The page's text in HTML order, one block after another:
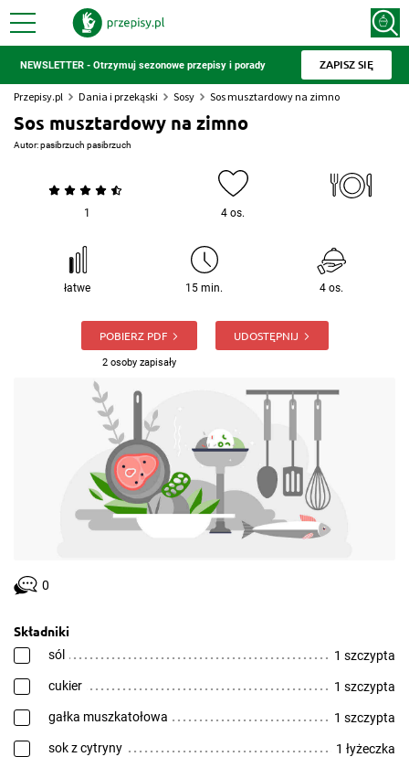
NEWSLETTER - Otrzymuj sezonowe przepisy i porady ZAPISZ SIĘ
Przepisy.pl Dania i przekąski Sosy Sos musztardowy na zimno
Sos musztardowy na zimno
Autor:pasibrzuch pasibrzuch
1 4 os.
łatwe 15 min. 4 os.
POBIERZ PDF
2 osoby zapisały
UDOSTĘPNIJ
0
Składniki
sól 1 szczypta
cukier 1 szczypta
gałka muszkatołowa 1 szczypta
sok z cytryny 1 łyżeczka